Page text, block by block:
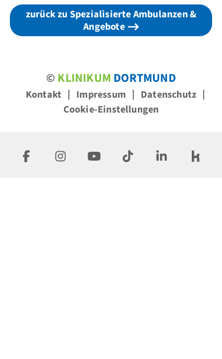
zurück zu Spezialisierte Ambulanzen &
Angebote
© KLINIKUM DORTMUND
Kontakt Impressum
Datenschutz
Cookie-Einstellungen